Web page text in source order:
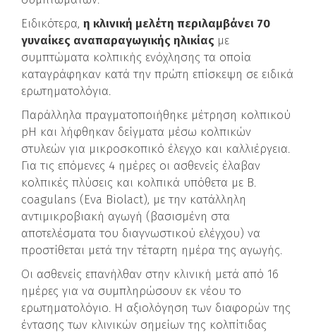
Ειδικότερα, η κλινική μελέτη περιλαμβάνει 70
γυναίκες αναπαραγωγικής ηλικίας με
συμπτώματα κολπικής ενόχλησης τα οποία
καταγράφηκαν κατά την πρώτη επίσκεψη σε ειδικά
ερωτηματολόγια.
Παράλληλα πραγματοποιήθηκε μέτρηση κολπικού
pH και λήφθηκαν δείγματα μέσω κολπικών
στυλεών για μικροσκοπικό έλεγχο και καλλιέργεια.
Για τις επόμενες 4 ημέρες οι ασθενείς έλαβαν
κολπικές πλύσεις και κολπικά υπόθετα με B.
coagulans (Eva Biolact), με την κατάλληλη
αντιμικροβιακή αγωγή (βασισμένη στα
αποτελέσματα του διαγνωστικού ελέγχου) να
προστίθεται μετά την τέταρτη ημέρα της αγωγής.
Οι ασθενείς επανήλθαν στην κλινική μετά από 16
ημέρες για να συμπληρώσουν εκ νέου το
ερωτηματολόγιο. Η αξιολόγηση των διαφορών της
έντασης των κλινικών σημείων της κολπίτιδας